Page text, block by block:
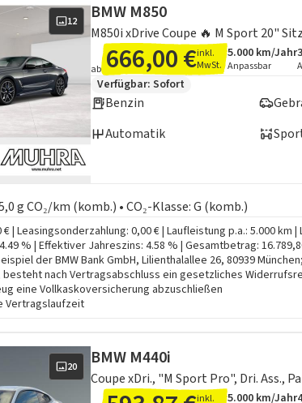
12 BMW M850
ab 666,00 €inkl.
MwSt.
Inklusive
5.000 km/Jahr
Anpassbar
Zusätzliche Fahrzeuginformationen:
Verfügbar: Sofort
Benzin
Automatik
g CO₂/km (komb.) • CO₂-Klasse: G (komb.)
| Leasingsonderzahlung: 0,00 € | Laufleistung p.a.: 5.000
% | Effektiver Jahreszins: 4.58 % | Gesamtbetrag:
der BMW Bank GmbH, Lilienthalallee 26, 80939
besteht nach Vertragsabschluss ein gesetzliches
eine Vollkaskoversicherung abzuschließen
Vertragslaufzeit
20 BMW M440i
inkl.
5.000 km/Jahr